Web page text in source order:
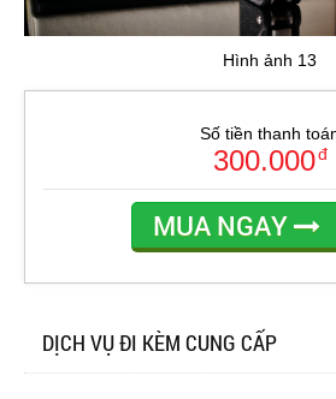
Hình ảnh 13
Số tiền thanh
300.000đ
MUA NGAY
DỊCH VỤ ĐI KÈM CUNG CẤP